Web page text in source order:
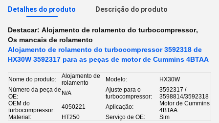
Detalhes do produto Descrição do produto
Destacar: Alojamento de rolamento do turbocompressor,
Os mancais de rolamento
Alojamento de rolamento do turbocompressor 3592318 de
HX30W 3592317 para as peças de motor de Cummins 4BTAA
Nome do produto:
Alojamento de
rolamento
Modelo:
HX30W
Número da peça de
OE:
N/A
Ajuste para o
turbocompressor:
3592317 /
3598814/3592318
OEM do
turbocompressor:
4050221 Aplicação:
Motor de Cummins
4BTAA
Material:
HT250 Serviço de OE: Sim